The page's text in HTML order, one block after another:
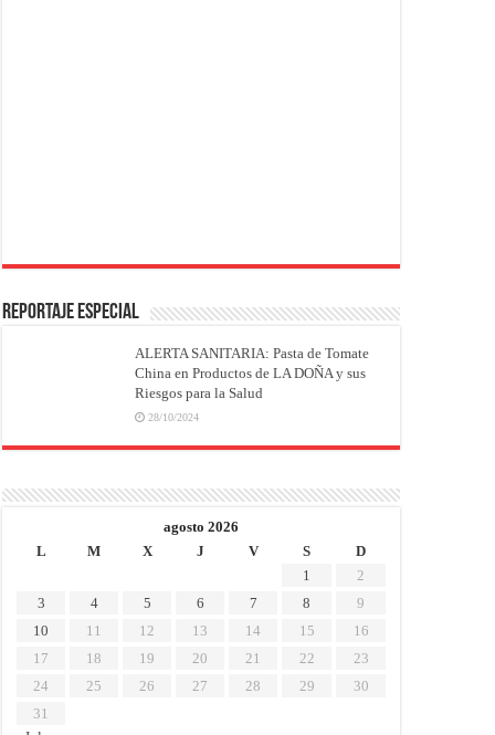
REPORTAJE ESPECIAL
ALERTA SANITARIA: Pasta de Tomate
China en Productos de LA DOÑA y sus
Riesgos para la Salud
28/10/2024
agosto 2026
L
M X J V S
D
1
2
3
4 5 6 7 8
9
10
11 12 13 14 15
16
17
18 19 20 21 22
23
24
25 26 27 28 29
30
31